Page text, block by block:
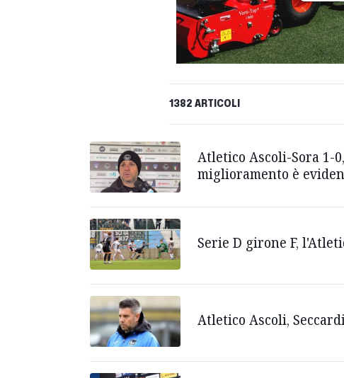
1382 ARTICOLI
Atletico Ascoli-Sora 1-
miglioramento è
Serie D girone F,
Atletico Ascoli,